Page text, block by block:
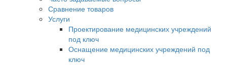
Сравнение товаров
Услуги
Проектирование медицинских учреждений
под ключ
Оснащение медицинских учреждений под
ключ